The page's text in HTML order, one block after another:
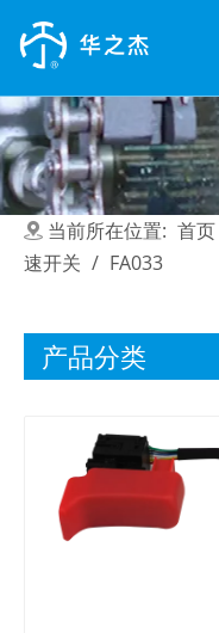
当前所在位置: 首页
速开关 / FA033
产品分类